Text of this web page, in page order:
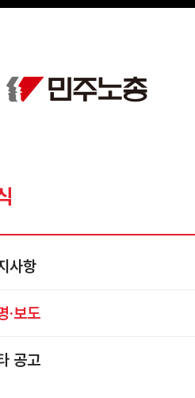
사항
·보도
공고
스케치북5
스케치북5